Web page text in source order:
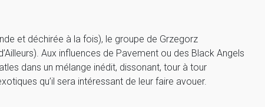
et déchirée à la fois), le groupe de Grzegorz
Aux influences de Pavement ou des Black Angels
dans un mélange inédit, dissonant, tour à tour
qu’il sera intéressant de leur faire avouer.